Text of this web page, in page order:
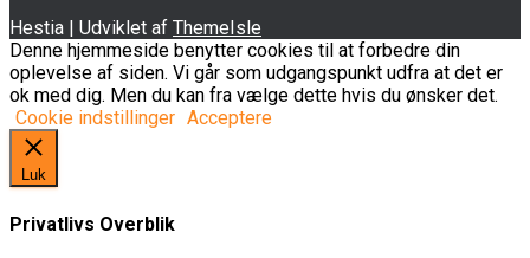
Hestia | Udviklet af ThemeIsle
Denne hjemmeside benytter cookies til at forbedre din
oplevelse af siden. Vi går som udgangspunkt udfra at det er
ok med dig. Men du kan fra vælge dette hvis du ønsker det.
Cookie indstillinger Acceptere
Luk
Privatlivs Overblik